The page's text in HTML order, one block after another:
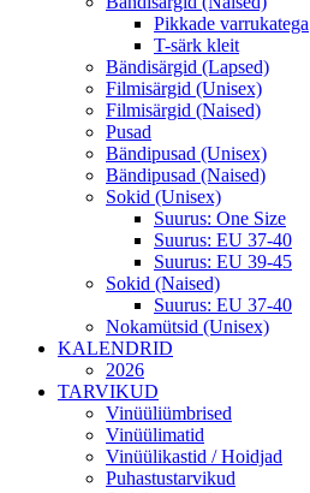
Pikkade varrukatega
T-särk kleit
Bändisärgid (Lapsed)
Filmisärgid (Unisex)
Filmisärgid (Naised)
Pusad
Bändipusad (Unisex)
Bändipusad (Naised)
Sokid (Unisex)
Suurus: One Size
Suurus: EU 37-40
Suurus: EU 39-45
Sokid (Naised)
Suurus: EU 37-40
Nokamütsid (Unisex)
KALENDRID
2026
TARVIKUD
Vinüüliümbrised
Vinüülimatid
Vinüülikastid / Hoidjad
Puhastustarvikud